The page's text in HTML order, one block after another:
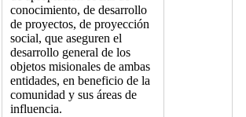
conocimiento, de desarrollo
de proyectos, de proyección
social, que aseguren el
desarrollo general de los
objetos misionales de ambas
entidades, en beneficio de la
comunidad y sus áreas de
influencia.